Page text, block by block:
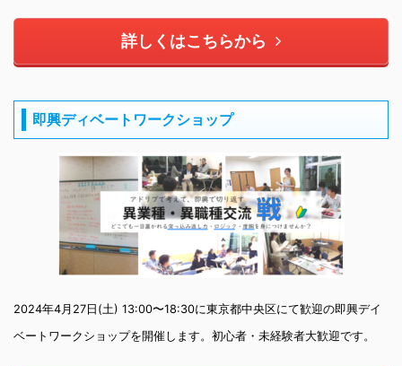
詳しくはこちらから
即興ディベートワークショップ
2024年4月27日(土) 13:00〜18:30に東京都中央区にて歓迎の即興デイ
ベートワークショップを開催します。初心者・未経験者大歓迎です。